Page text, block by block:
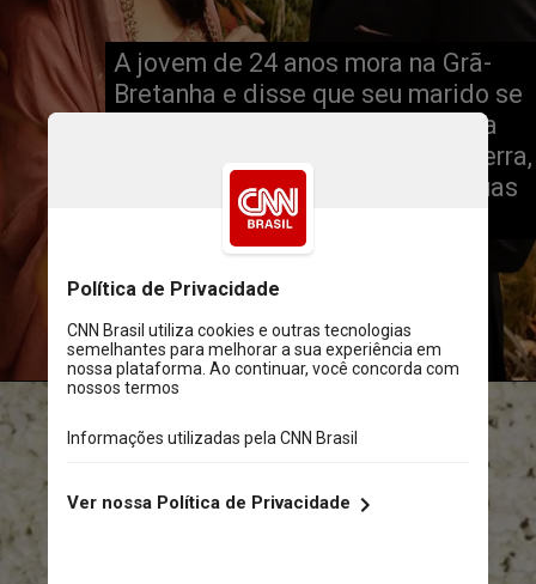
A jovem de 24 anos mora na Grã-
Bretanha e disse que seu marido se
chama Asser. Eles se casaram na
cidade de Birmingham, na Inglaterra,
e comemoraram em casa com suas
Reprodução Twitter @malinfezehai